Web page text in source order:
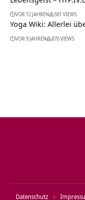
VOR 12 JAHREN 581 VIEWS
Yoga Wiki: Allerlei
VOR 9 JAHREN 870 VIEWS
Datenschutz